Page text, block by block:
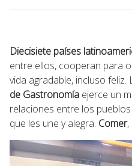
Diecisiete países
entre ellos, cooperan para
vida agradable, incluso feliz.
de Gastronomía ejerce un
relaciones entre los
que les une y alegra. Comer,